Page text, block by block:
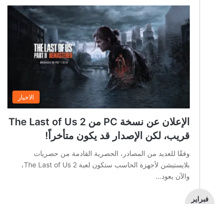
الاخبار
الإعلان عن نسخة PC من The Last of Us 2
قريب، لكن الإصدار قد يكون متأخراً!
وفقًا للعديد من المصادر، الحصرية القادمة من حصريات
بلايستيشن لأجهزة الحاسب ستكون لعبة The Last of Us 2،
والآن يعود…
فبراير